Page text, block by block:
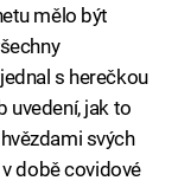
mělo být
s herečkou
uvedení, jak to
svých
době covidové